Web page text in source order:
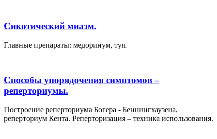
Сикотический миазм.
Главные препараты: медоринум, туя.
Способы упорядочения симптомов –
реперториумы.
Построение реперториума Богера - Беннингхаузена,
реперториум Кента. Реперторизация – техника использования.